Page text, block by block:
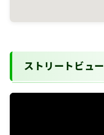
ストリートビュー